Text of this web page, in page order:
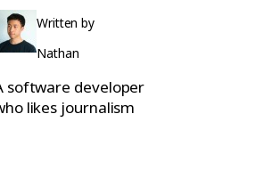
Written by
Nathan
software developer
likes journalism